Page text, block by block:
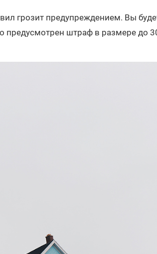
грозит предупреждением. Вы
предусмотрен штраф в размере до